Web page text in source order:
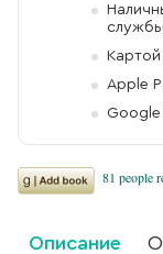
Картой
Apple
Google
Описание